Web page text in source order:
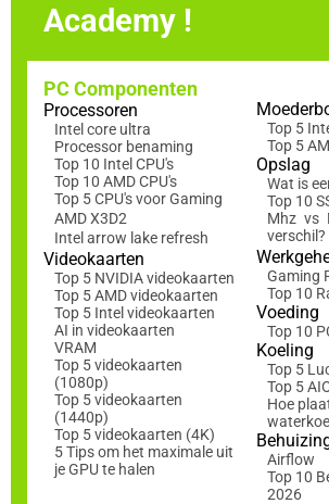
Academy !
PC Componenten
Processoren
Intel core ultra
Processor benaming
Top 10 Intel CPU's
Top 10 AMD CPU's
Top 5 CPU's voor Gaming
AMD X3D2
Intel arrow lake refresh
Videokaarten
Top 5 NVIDIA videokaarten
Top 5 AMD videokaarten
Top 5 Intel videokaarten
AI in videokaarten
VRAM
Top 5 videokaarten
(1080p)
Top 5 videokaarten
(1440p)
Top 5 videokaarten (4K)
5 Tips om het maximale uit
je GPU te halen
Top 5
Top 5
Opslag
Wat is
Top 10
Mhz vs
verschil?
Gaming
Top 10
Voeding
Top 10
Koeling
Top 5
Top 5
Hoe
Airflow
Top 10
2026